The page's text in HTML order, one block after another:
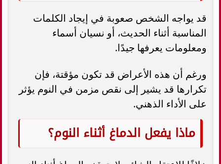
قد يواجه الشخص صعوبة في إيجاد الكلمات
المناسبة أثناء الحديث، أو نسيان أسماء
ومعلومات يعرفها جيدًا.
ورغم أن هذه الأعراض قد تكون مؤقتة، فإن
تكرارها قد يشير إلى نقص مزمن في النوم يؤثر
على الأداء الذهني.
ماذا يفعل الدماغ أثناء النوم؟